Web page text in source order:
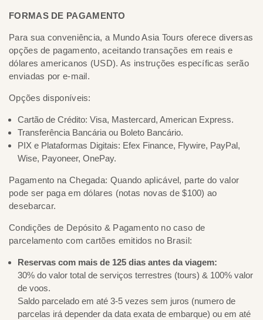
FORMAS DE PAGAMENTO
Para sua conveniência, a Mundo Asia Tours oferece diversas
opções de pagamento, aceitando transações em reais e
dólares americanos (USD). As instruções específicas serão
enviadas por e-mail.
Opções disponíveis:
Cartão de Crédito: Visa, Mastercard, American Express.
Transferência Bancária ou Boleto Bancário.
PIX e Plataformas Digitais: Efex Finance, Flywire, PayPal,
Wise, Payoneer, OnePay.
Pagamento na Chegada: Quando aplicável, parte do valor
pode ser paga em dólares (notas novas de $100) ao
desebarcar.
Condições de Depósito & Pagamento no caso de
parcelamento com cartões emitidos no Brasil:
Reservas com mais de 125 dias antes da viagem:
30% do valor total de serviços terrestres (tours) & 100% valor
de voos.
Saldo parcelado em até 3-5 vezes sem juros (numero de
parcelas irá depender da data exata de embarque) ou em até